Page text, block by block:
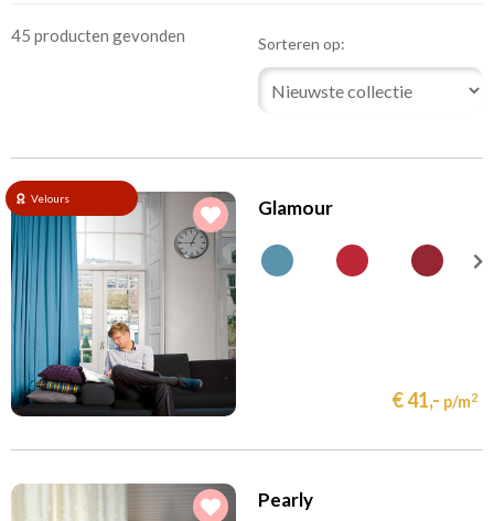
45 producten gevonden Sorteren op:
Velours Glamour
€ 41,- p/m2
Pearly